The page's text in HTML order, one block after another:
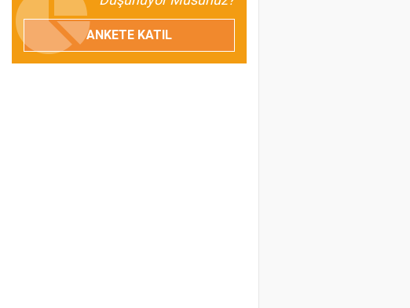
Umut Özdil
Tarımda Havza
ANKETE KATIL